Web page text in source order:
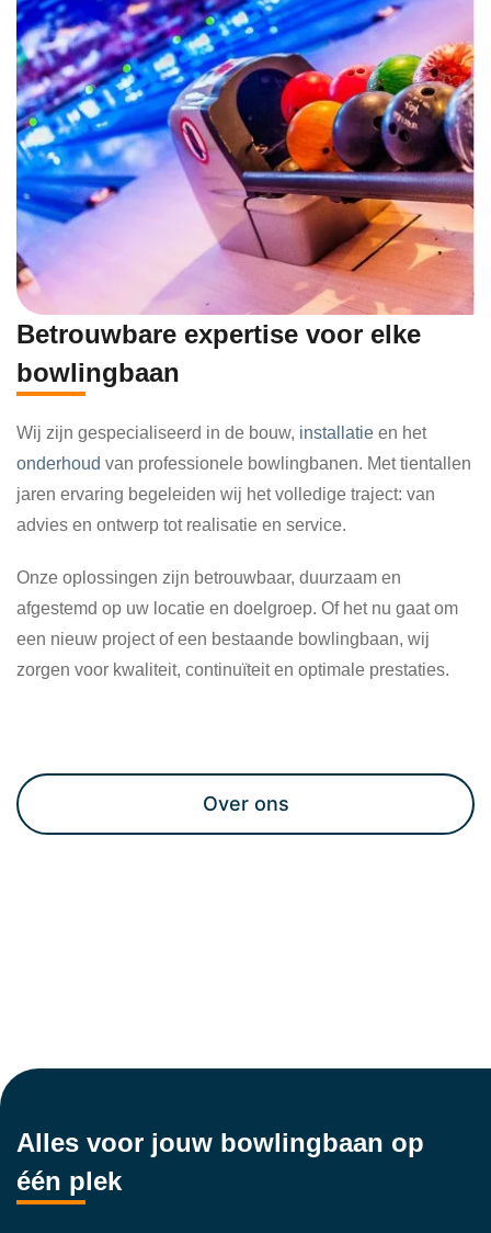
Betrouwbare expertise voor elke
bowlingbaan
Wij zijn gespecialiseerd in de bouw, installatie en het
onderhoud van professionele bowlingbanen. Met tientallen
jaren ervaring begeleiden wij het volledige traject: van
advies en ontwerp tot realisatie en service.
Onze oplossingen zijn betrouwbaar, duurzaam en
afgestemd op uw locatie en doelgroep. Of het nu gaat om
een nieuw project of een bestaande bowlingbaan, wij
zorgen voor kwaliteit, continuïteit en optimale prestaties.
Over ons
Alles voor jouw bowlingbaan op
één plek